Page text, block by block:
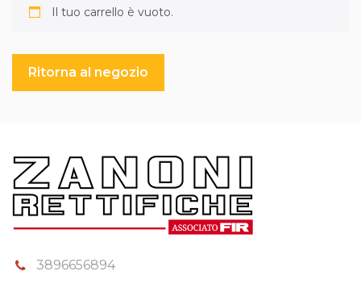
Il tuo carrello è vuoto.
Ritorna al negozio
3896656894